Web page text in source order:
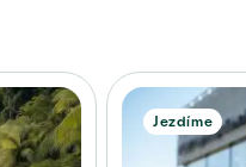
Jezdíme